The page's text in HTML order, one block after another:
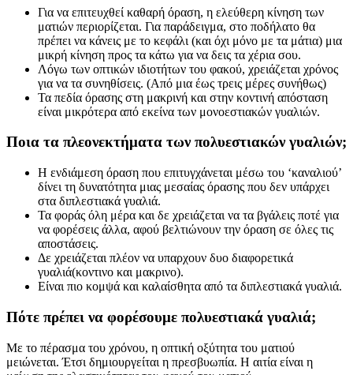
Για να επιτευχθεί καθαρή όραση, η ελεύθερη κίνηση των
ματιών περιορίζεται. Για παράδειγμα, στο ποδήλατο θα
πρέπει να κάνεις με το κεφάλι (και όχι μόνο με τα μάτια) μια
μικρή κίνηση προς τα κάτω για να δεις τα χέρια σου.
Λόγω των οπτικών ιδιοτήτων του φακού, χρειάζεται χρόνος
για να τα συνηθίσεις. (Από μια έως τρεις μέρες συνήθως)
Τα πεδία όρασης στη μακρινή και στην κοντινή απόσταση
είναι μικρότερα από εκείνα των μονοεστιακών γυαλιών.
Ποια τα πλεονεκτήματα των πολυεστιακών γυαλιών;
Η ενδιάμεση όραση που επιτυγχάνεται μέσω του ‘καναλιού’
δίνει τη δυνατότητα μιας μεσαίας όρασης που δεν υπάρχει
στα διπλεστιακά γυαλιά.
Τα φοράς όλη μέρα και δε χρειάζεται να τα βγάλεις ποτέ για
να φορέσεις άλλα, αφού βελτιώνουν την όραση σε όλες τις
αποστάσεις.
Δε χρειάζεται πλέον να υπαρχουν δυο διαφορετικά
γυαλιά(κοντινο και μακρινο).
Είναι πιο κομψά και καλαίσθητα από τα διπλεστιακά γυαλιά.
Πότε πρέπει να φορέσουμε πολυεστιακά γυαλιά;
Με το πέρασμα του χρόνου, η οπτική οξύτητα του ματιού
μειώνεται. Έτσι δημιουργείται η πρεσβυωπία. Η αιτία είναι η